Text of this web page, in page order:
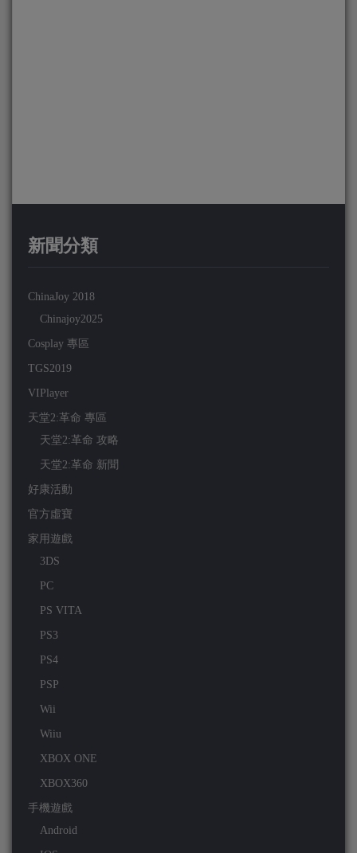
新聞分類
ChinaJoy 2018
Chinajoy2025
Cosplay 專區
TGS2019
VIPlayer
天堂2:革命 專區
天堂2:革命 攻略
天堂2:革命 新聞
好康活動
官方虛寶
家用遊戲
3DS
PC
PS VITA
PS3
PS4
PSP
Wii
Wiiu
XBOX ONE
XBOX360
手機遊戲
Android